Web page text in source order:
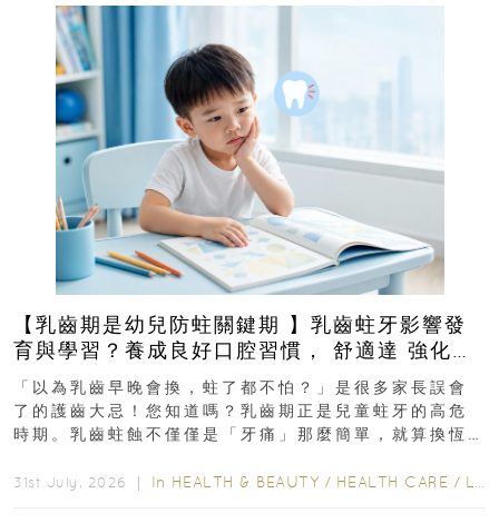
【乳齒期是幼兒防蛀關鍵期 】乳齒蛀牙影響發
育與學習？養成良好口腔習慣， 舒適達 強化琺
瑯質 兒童牙膏防護指南
「以為乳齒早晚會換，蛀了都不怕？」是很多家長誤會
了的護齒大忌！您知道嗎？乳齒期正是兒童蛀牙的高危
時期。乳齒蛀蝕不僅僅是「牙痛」那麼簡單，就算換恆
31st July, 2026 ｜ In HEALTH & BEAUTY / HEALTH CARE / LIFESTYLE